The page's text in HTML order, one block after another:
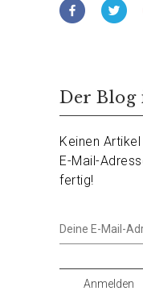
Der Blog
Keinen
E-Mail-
fertig!
Deine
E-
Adresse
Anmelden